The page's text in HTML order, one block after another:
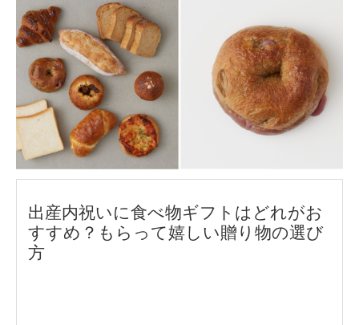
出産内祝いに食べ物ギフトはどれがお
すすめ？もらって嬉しい贈り物の選び
方